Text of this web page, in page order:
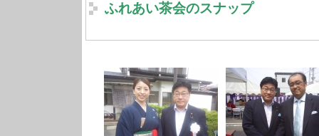
ふれあい茶会のスナップ